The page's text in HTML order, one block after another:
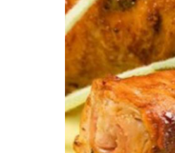
Картопля з м’ясом
Мясо по-французьки
Шинка
Рецепти із фаршу